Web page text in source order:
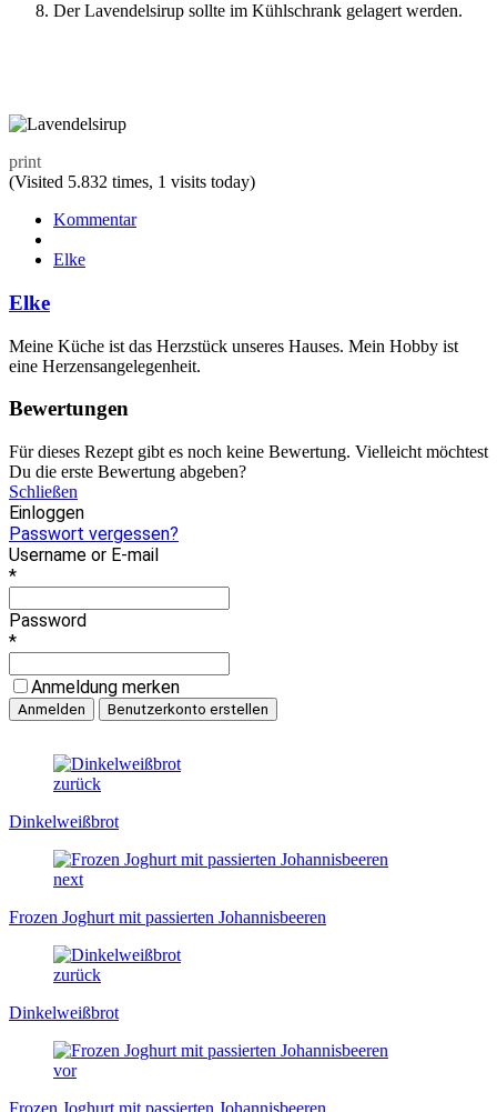
Der Lavendelsirup sollte im Kühlschrank gelagert werden.
print
(Visited 5.832 times, 1 visits today)
Kommentar
Elke
Elke
Meine Küche ist das Herzstück unseres Hauses. Mein Hobby ist
eine Herzensangelegenheit.
Bewertungen
Für dieses Rezept gibt es noch keine Bewertung. Vielleicht möchtest
Du die erste Bewertung abgeben?
Schließen
Einloggen
Passwort vergessen?
Username or E-mail
*
Password
*
Anmeldung merken
zurück
Dinkelweißbrot
next
Frozen Joghurt mit passierten Johannisbeeren
zurück
Dinkelweißbrot
vor
Frozen Joghurt mit passierten Johannisbeeren